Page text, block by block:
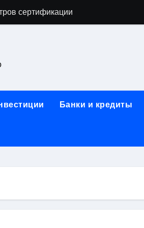
бра в виде факела с
работы на объектах культурного
для международных расчетов
от проектной документации
Банки и кредиты